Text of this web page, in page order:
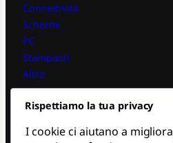
Connettività
Schermi
PC
Stampanti
Altro
Noleggio Tablet Android
Noleggio PC iPad
Rispettiamo la tua privacy
I cookie ci aiutano a